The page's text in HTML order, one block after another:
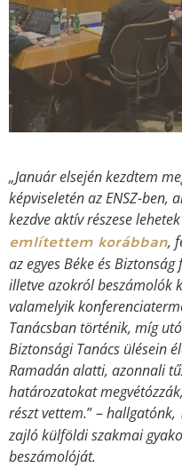
„Január elsején kezdtem
képviseletén az ENSZ-
kezdve aktív részese
említettem korábban,
az egyes Béke és
illetve azokról beszámolók
valamelyik
Tanácsban történik, míg
Biztonsági Tanács ülésein
Ramadán alatti, azonnali
határozatokat
részt vettem.” –hallgatónk,
zajló külföldi szakmai
beszámolóját.